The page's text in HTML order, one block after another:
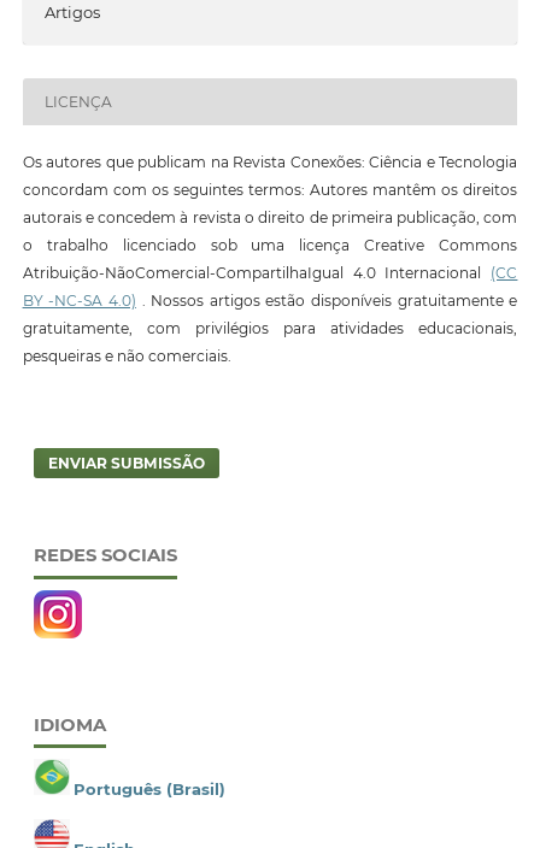
Artigos
LICENÇA
Os autores que publicam na Revista Conexões: Ciência e Tecnologia
concordam com os seguintes termos: Autores mantêm os direitos
autorais e concedem à revista o direito de primeira publicação, com
o trabalho licenciado sob uma licença Creative Commons
Atribuição-NãoComercial-CompartilhaIgual 4.0 Internacional (CC
BY -NC-SA 4.0) . Nossos artigos estão disponíveis gratuitamente e
gratuitamente, com privilégios para atividades educacionais,
pesqueiras e não comerciais.
ENVIAR SUBMISSÃO
REDES SOCIAIS
IDIOMA
Português (Brasil)